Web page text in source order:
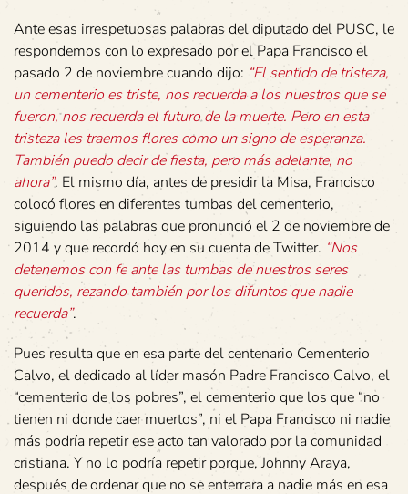
Ante esas irrespetuosas palabras del diputado del PUSC, le
respondemos con lo expresado por el Papa Francisco el
pasado 2 de noviembre cuando dijo: “El sentido de tristeza,
un cementerio es triste, nos recuerda a los nuestros que se
fueron, nos recuerda el futuro de la muerte. Pero en esta
tristeza les traemos flores como un signo de esperanza.
También puedo decir de fiesta, pero más adelante, no
ahora”. El mismo día, antes de presidir la Misa, Francisco
colocó flores en diferentes tumbas del cementerio,
siguiendo las palabras que pronunció el 2 de noviembre de
2014 y que recordó hoy en su cuenta de Twitter. “Nos
detenemos con fe ante las tumbas de nuestros seres
queridos, rezando también por los difuntos que nadie
recuerda”.
Pues resulta que en esa parte del centenario Cementerio
Calvo, el dedicado al líder masón Padre Francisco Calvo, el
“cementerio de los pobres”, el cementerio que los que “no
tienen ni donde caer muertos”, ni el Papa Francisco ni nadie
más podría repetir ese acto tan valorado por la comunidad
cristiana. Y no lo podría repetir porque, Johnny Araya,
después de ordenar que no se enterrara a nadie más en esa